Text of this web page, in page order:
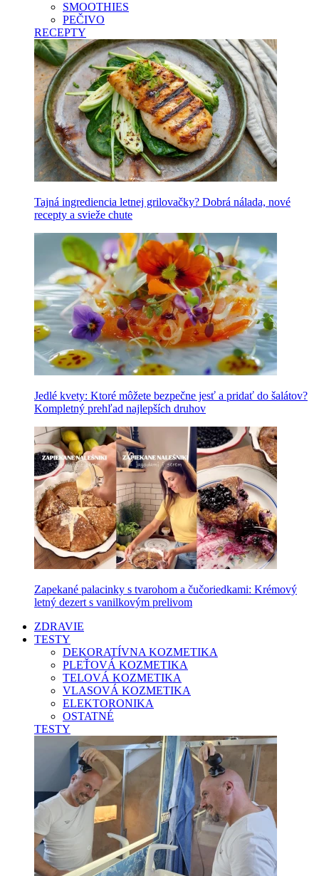
SMOOTHIES
PEČIVO
RECEPTY
Tajná ingrediencia letnej grilovačky? Dobrá nálada, nové
recepty a svieže chute
Jedlé kvety: Ktoré môžete bezpečne jesť a pridať do šalátov?
Kompletný prehľad najlepších druhov
Zapekané palacinky s tvarohom a čučoriedkami: Krémový
letný dezert s vanilkovým prelivom
ZDRAVIE
TESTY
DEKORATÍVNA KOZMETIKA
PLEŤOVÁ KOZMETIKA
TELOVÁ KOZMETIKA
VLASOVÁ KOZMETIKA
ELEKTORONIKA
OSTATNÉ
TESTY